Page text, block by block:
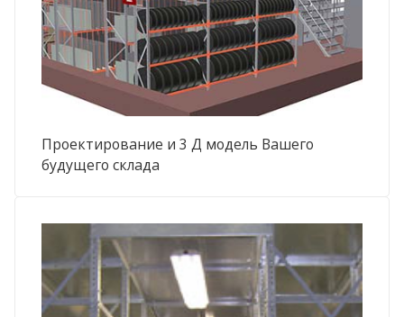
Проектирование и 3 Д модель Вашего
будущего склада